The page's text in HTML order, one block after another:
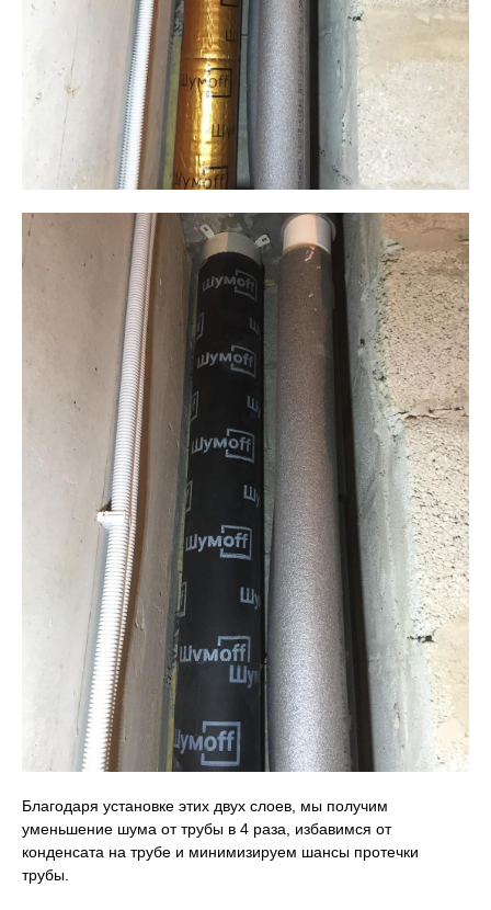
Благодаря установке этих двух слоев, мы получим
уменьшение шума от трубы в 4 раза, избавимся от
конденсата на трубе и минимизируем шансы протечки
трубы.